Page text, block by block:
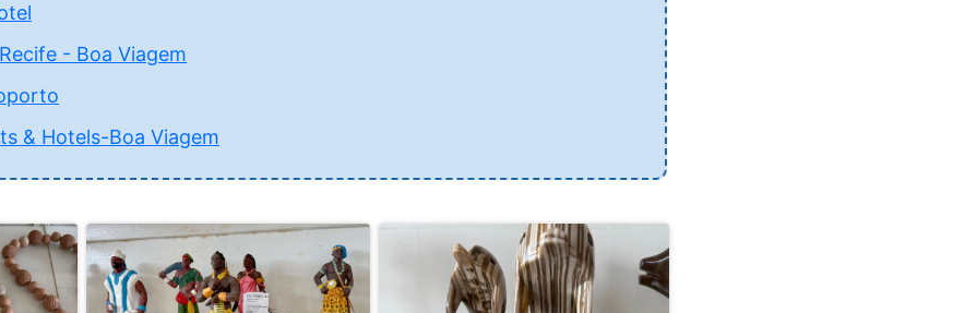
- Boa Viagem
& Hotels-Boa Viagem